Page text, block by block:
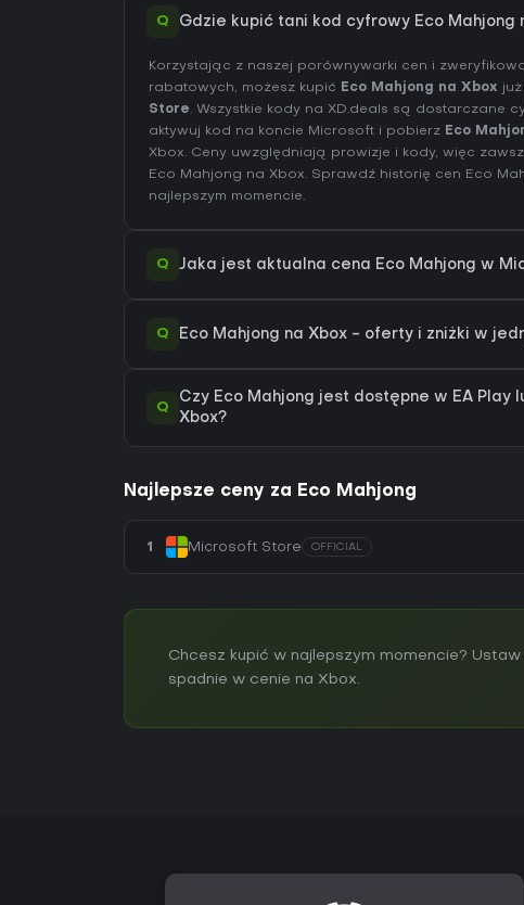
Q Gdzie kupić tani kod cyfrowy Eco Mahjong
Korzystając z naszej porównywarki cen i
rabatowych, możesz kupić Eco Mahjong na Xbox
Store. Wszystkie kody na XD.deals są dostarczane
aktywuj kod na koncie Microsoft i pobierz Eco
Xbox. Ceny uwzględniają prowizje i kody, więc
Eco Mahjong na Xbox. Sprawdź historię cen Eco
najlepszym momencie.
Q Jaka jest aktualna cena Eco Mahjong w
Q Eco Mahjong na Xbox - oferty i zniżki w
Q
Czy Eco Mahjong jest dostępne w EA Play
Xbox?
Najlepsze ceny za Eco Mahjong
1 Microsoft Store OFFICIAL
Chcesz kupić w najlepszym momencie?
spadnie w cenie na Xbox.